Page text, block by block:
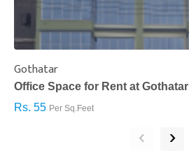
Gothatar
Office Space for Rent at Gothatar
Rs. 55 Per Sq.Feet
‹ ›